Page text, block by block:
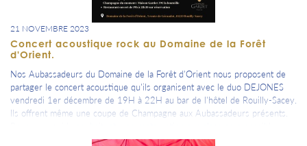
21 NOVEMBRE 2023
Concert acoustique rock au Domaine de la Forêt
d'Orient.
Nos Aubassadeurs du Domaine de la Forêt d'Orient nous proposent de
partager le concert acoustique qu'ils organisent avec le duo DEJONES
vendredi 1er décembre de 19H à 22H au bar de l'hôtel de Rouilly-Sacey.
Ils offrent même une coupe de Champagne aux Aubassadeurs présents.
=> inscription dans ton agenda.